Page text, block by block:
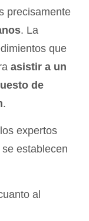
precisamente
. La
que
asistir a un
de
.
expertos
establecen
al